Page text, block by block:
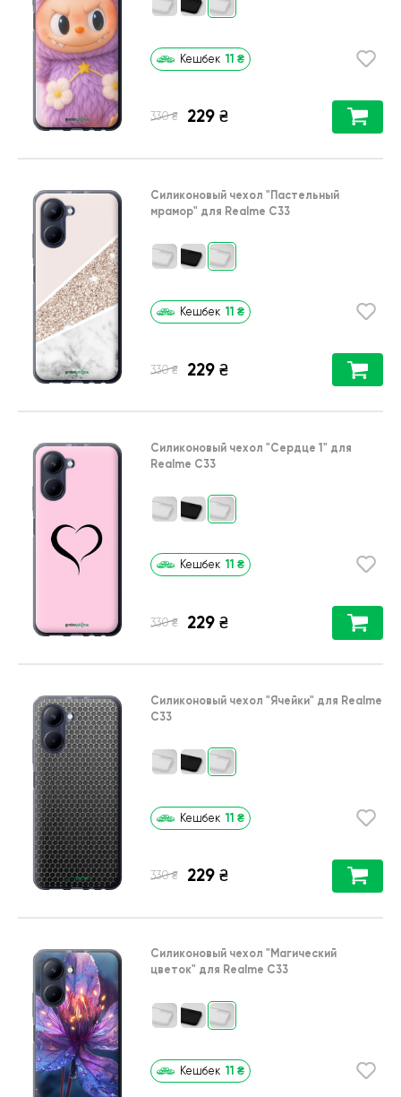
Кешбек 11 ₴
330 ₴ 229 ₴
Силиконовый чехол "Пастельный
мрамор" для Realme C33
Кешбек 11 ₴
330 ₴ 229 ₴
Силиконовый чехол "Сердце 1" для
Realme C33
Кешбек 11 ₴
330 ₴ 229 ₴
Силиконовый чехол "Ячейки" для Realme
C33
Кешбек 11 ₴
330 ₴ 229 ₴
Силиконовый чехол "Магический
цветок" для Realme C33
Кешбек 11 ₴